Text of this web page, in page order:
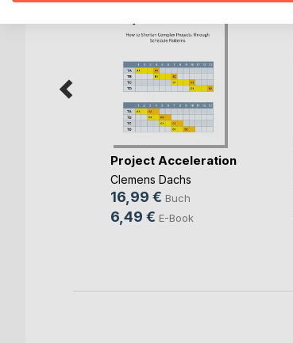
Project Acceleration
Clemens Dachs
16,99 € Buch
6,49 € E-Book